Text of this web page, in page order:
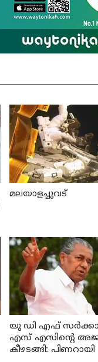
മലയാളച്ചുവട്
യു ഡി എഫ്
എസ് എസിന്റെ
കീഴടങ്ങി: പിണറായി